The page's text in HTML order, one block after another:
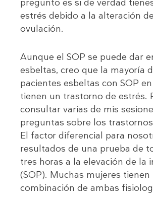
pregunto es si de verdad
estrés debido a la alteración
ovulación.
Aunque el SOP se puede dar
esbeltas, creo que la mayoría
pacientes esbeltas con SOP
tienen un trastorno de estrés.
consultar varias de mis
preguntas sobre los
El factor diferencial para
resultados de una prueba de
tres horas a la elevación de la
(SOP). Muchas mujeres tienen
combinación de ambas